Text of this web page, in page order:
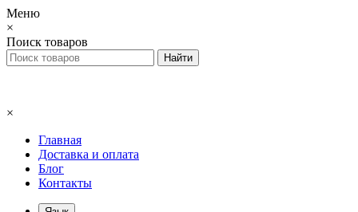
Меню
×
Поиск товаров
×
Главная
Доставка и оплата
Блог
Контакты